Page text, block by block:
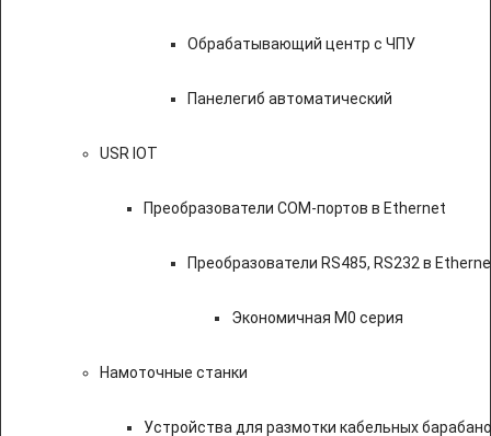
Обрабатывающий центр с ЧПУ
Панелегиб автоматический
USR IOT
Преобразователи COM-портов в Ethernet
Преобразователи RS485, RS232 в
Экономичная M0 серия
Намоточные станки
Устройства для размотки кабельных